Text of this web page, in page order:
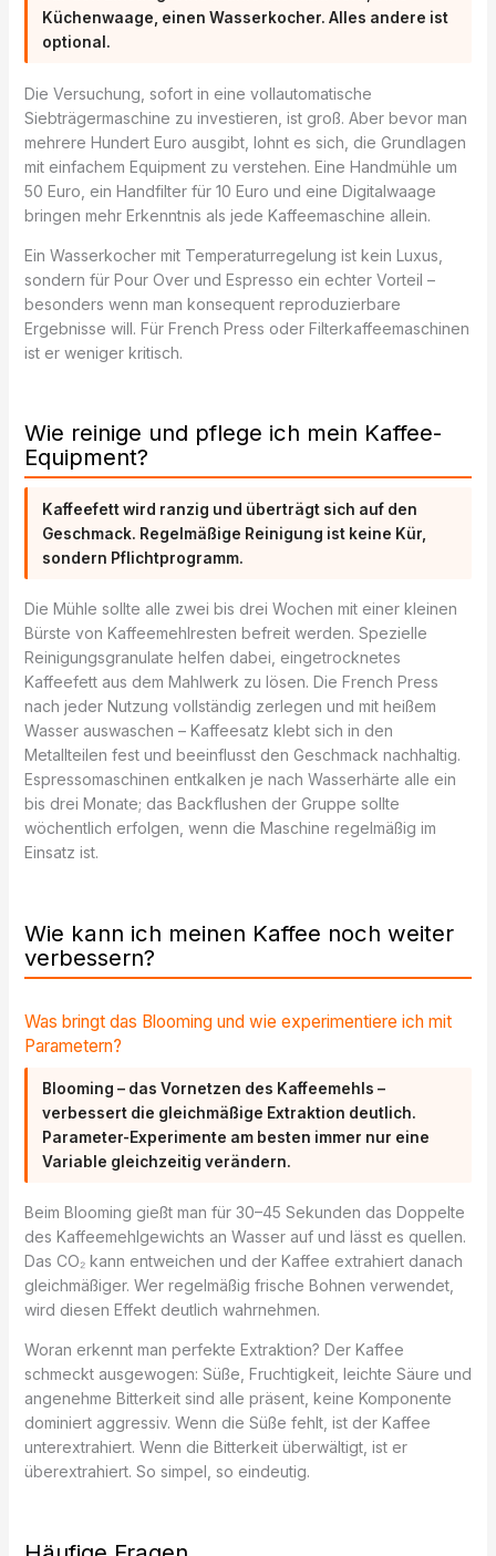
Küchenwaage, einen Wasserkocher. Alles andere ist
optional.
Die Versuchung, sofort in eine vollautomatische
Siebträgermaschine zu investieren, ist groß. Aber bevor man
mehrere Hundert Euro ausgibt, lohnt es sich, die Grundlagen
mit einfachem Equipment zu verstehen. Eine Handmühle um
50 Euro, ein Handfilter für 10 Euro und eine Digitalwaage
bringen mehr Erkenntnis als jede Kaffeemaschine allein.
Ein Wasserkocher mit Temperaturregelung ist kein Luxus,
sondern für Pour Over und Espresso ein echter Vorteil –
besonders wenn man konsequent reproduzierbare
Ergebnisse will. Für French Press oder Filterkaffeemaschinen
ist er weniger kritisch.
Wie reinige und pflege ich mein Kaffee-
Equipment?
Kaffeefett wird ranzig und überträgt sich auf den
Geschmack. Regelmäßige Reinigung ist keine Kür,
sondern Pflichtprogramm.
Die Mühle sollte alle zwei bis drei Wochen mit einer kleinen
Bürste von Kaffeemehlresten befreit werden. Spezielle
Reinigungsgranulate helfen dabei, eingetrocknetes
Kaffeefett aus dem Mahlwerk zu lösen. Die French Press
nach jeder Nutzung vollständig zerlegen und mit heißem
Wasser auswaschen – Kaffeesatz klebt sich in den
Metallteilen fest und beeinflusst den Geschmack nachhaltig.
Espressomaschinen entkalken je nach Wasserhärte alle ein
bis drei Monate; das Backflushen der Gruppe sollte
wöchentlich erfolgen, wenn die Maschine regelmäßig im
Einsatz ist.
Wie kann ich meinen Kaffee noch weiter
verbessern?
Was bringt das Blooming und wie experimentiere ich mit
Parametern?
Blooming – das Vornetzen des Kaffeemehls –
verbessert die gleichmäßige Extraktion deutlich.
Parameter-Experimente am besten immer nur eine
Variable gleichzeitig verändern.
Beim Blooming gießt man für 30–45 Sekunden das Doppelte
des Kaffeemehlgewichts an Wasser auf und lässt es quellen.
Das CO₂ kann entweichen und der Kaffee extrahiert danach
gleichmäßiger. Wer regelmäßig frische Bohnen verwendet,
wird diesen Effekt deutlich wahrnehmen.
Woran erkennt man perfekte Extraktion? Der Kaffee
schmeckt ausgewogen: Süße, Fruchtigkeit, leichte Säure und
angenehme Bitterkeit sind alle präsent, keine Komponente
dominiert aggressiv. Wenn die Süße fehlt, ist der Kaffee
unterextrahiert. Wenn die Bitterkeit überwältigt, ist er
überextrahiert. So simpel, so eindeutig.